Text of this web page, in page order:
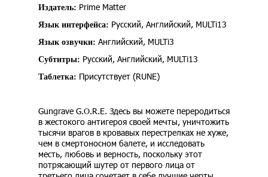
Издатель: Prime Matter
Язык интерфейса: Русский, Английский, MULTi13
Язык озвучки: Английский, MULTi3
Субтитры: Русский, Английский, MULTi13
Таблетка: Присутствует (RUNE)
Gungrave G.O.R.E. Здесь вы можете переродиться
в жестокого антигероя своей мечты, уничтожить
тысячи врагов в кровавых перестрелках не хуже,
чем в смертоносном балете, и исследовать
месть, любовь и верность, поскольку этот
потрясающий шутер от первого лица от